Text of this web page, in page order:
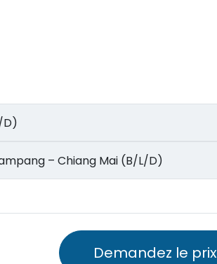
D)
Lampang – Chiang Mai (B/L/D)
Demandez le prix